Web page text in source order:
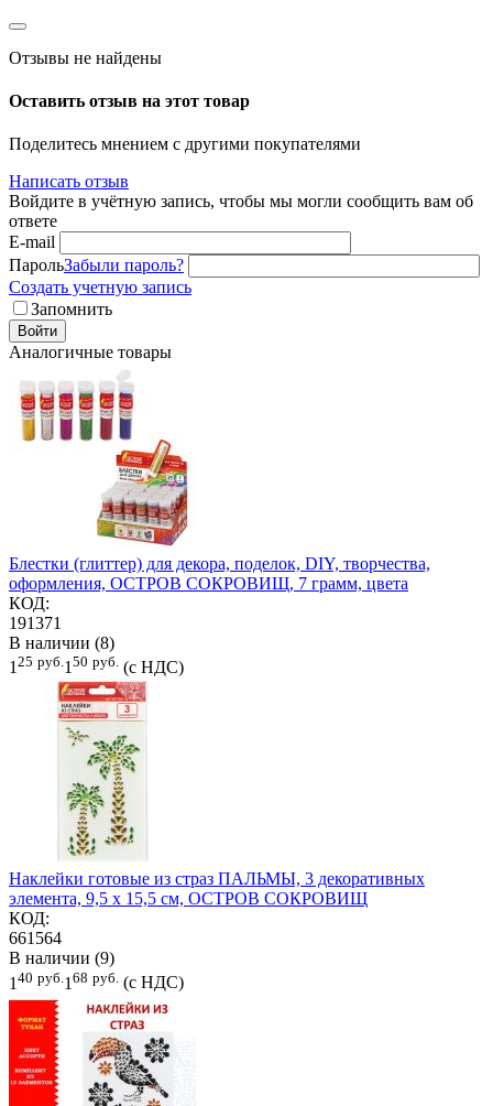
Отзывы не найдены
Оставить отзыв на этот товар
Поделитесь мнением с другими покупателями
Написать отзыв
Войдите в учётную запись, чтобы мы могли сообщить вам об
ответе
E-mail
ПарольЗабыли пароль?
Создать учетную запись
Запомнить
Войти
Аналогичные товары
Блестки (глиттер) для декора, поделок, DIY, творчества,
оформления, ОСТРОВ СОКРОВИЩ, 7 грамм, цвета
КОД:
191371
В наличии (8)
1 25 руб.1 50 руб. (с НДС)
Наклейки готовые из страз ПАЛЬМЫ, 3 декоративных
элемента, 9,5 х 15,5 см, ОСТРОВ СОКРОВИЩ
КОД:
661564
В наличии (9)
1 40 руб. 1 68 руб. (с НДС)